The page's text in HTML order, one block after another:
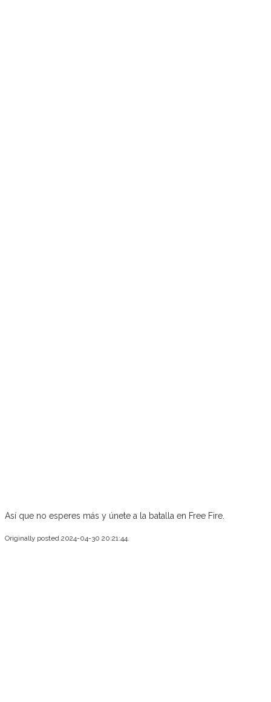
Así que no esperes más y únete a la batalla en Free Fire.
Originally posted 2024-04-30 20:21:44.